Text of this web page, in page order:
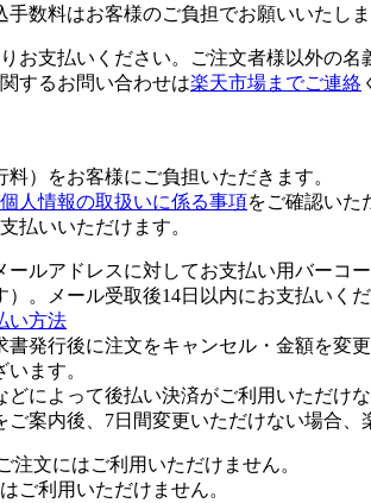
数料はお客様のご負担でお願いいたしま
お支払いください。ご注文者様以外の名
するお問い合わせは楽天市場までご連絡
料）をお客様にご負担いただきます。
個人情報の取扱いに係る事項をご確認いた
払いいただけます。
ールアドレスに対してお支払い用バーコ
。メール受取後14日以内にお支払いくだ
い方法
書発行後に注文をキャンセル・金額を変
ます。
どによって後払い決済がご利用いただけ
ご案内後、7日間変更いただけない場合、
注文にはご利用いただけません。
ご利用いただけません。